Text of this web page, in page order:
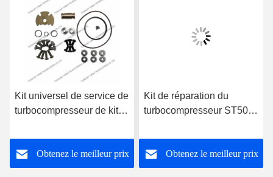
Kit universel de service de
turbocompresseur de kit
turbocompresseur de kit
de réparation de GT15-
25V GT15V GT17V VNT
Obtenez le meilleur prix
Kit de réparation du
turbocompresseur ST50
moteur CUMMINS Turbo
Obtenez le meilleur prix